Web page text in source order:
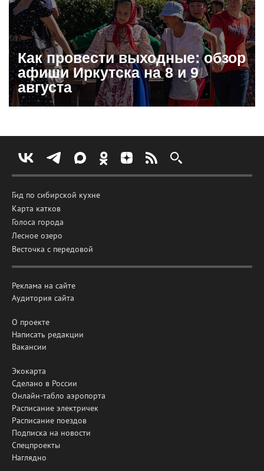
Как провести выходные: обзор
афиши Иркутска на 8 и 9
августа
Гид по сибирской кухне
Карта катков
Голоса города
Лесное озеро
Весточка с передовой
Реклама на сайте
Аудитория сайта
О проекте
Написать редакции
Вакансии
Экокарта
Сделано в России
Онлайн-табло аэропорта
Расписание электричек
Расписание поездов
Подписка на новости
Спецпроекты
Наглядно